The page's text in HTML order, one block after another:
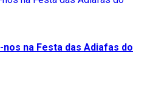
na Festa das Adiafas do